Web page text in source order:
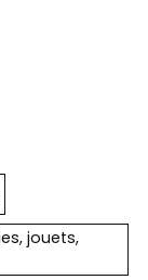
jouets,